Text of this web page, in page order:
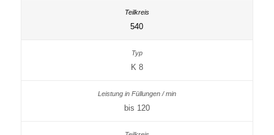
540
K 8
bis 120